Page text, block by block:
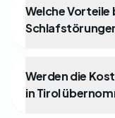
Welche
Werden die
in Tirol